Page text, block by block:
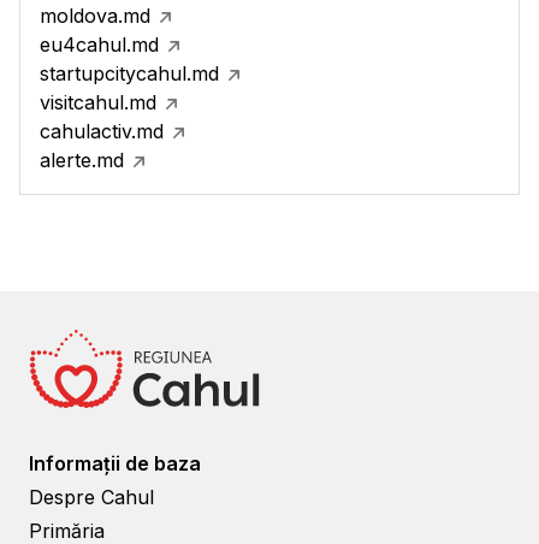
moldova.md
eu4cahul.md
startupcitycahul.md
visitcahul.md
cahulactiv.md
alerte.md
Informații de baza
Despre Cahul
Primăria